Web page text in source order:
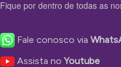
Fique por dentro de todas as
Fale conosco via
Assista noYoutube